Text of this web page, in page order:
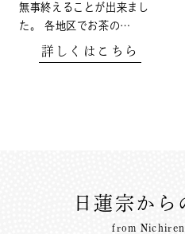
無事終えることが出来まし
た。 各地区でお茶の…
詳しくはこちら
日蓮宗から
from